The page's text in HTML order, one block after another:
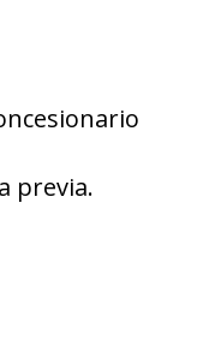
previa.